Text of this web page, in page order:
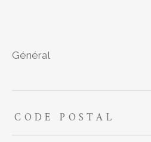
général
TRAD_ZEPHYR_Caracteristique
CODE POSTAL